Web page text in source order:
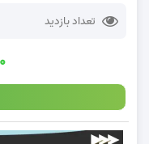
تعداد بازدید